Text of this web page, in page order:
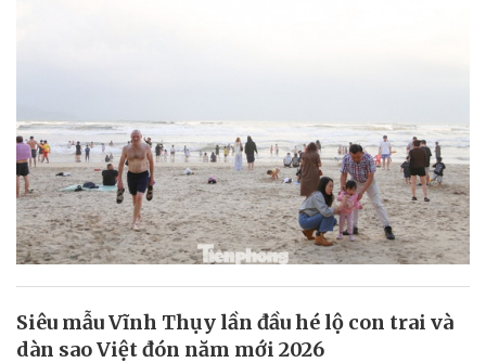
Siêu mẫu Vĩnh Thụy lần đầu hé lộ con trai và
dàn sao Việt đón năm mới 2026